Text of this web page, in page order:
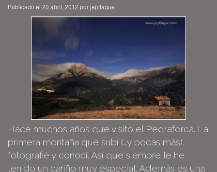
Publicado el 20 abril, 2012 porjepflaque
Hace muchos años que visito el Pedraforca. La
primera montaña que subí (…y pocas más),
fotografié y conocí. Así que siempre le he
tenido un cariño muy especial. Además es una